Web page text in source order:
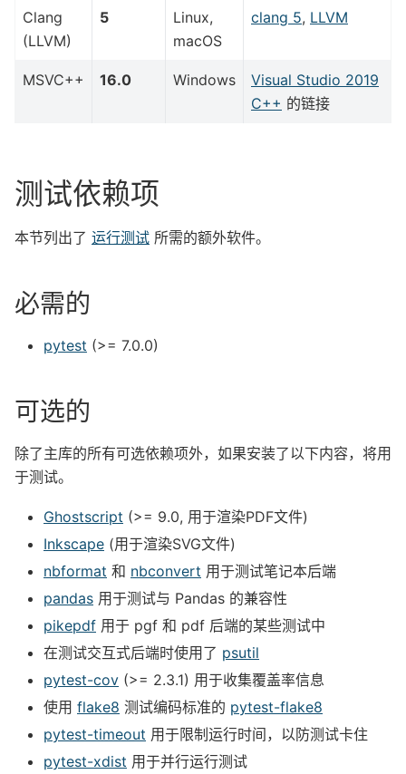
Clang
(LLVM)
5
Linux,
macOS
clang 5, LLVM
MSVC++ 16.0 Windows
Visual Studio 2019
C++ 的链接
测试依赖项
本节列出了 运行测试 所需的额外软件。
必需的
pytest (>= 7.0.0)
可选的
除了主库的所有可选依赖项外，如果安装了以下内容，将用
于测试。
Ghostscript (>= 9.0, 用于渲染PDF文件)
Inkscape (用于渲染SVG文件)
nbformat 和 nbconvert 用于测试笔记本后端
pandas 用于测试与 Pandas 的兼容性
pikepdf 用于 pgf 和 pdf 后端的某些测试中
在测试交互式后端时使用了 psutil
pytest-cov (>= 2.3.1) 用于收集覆盖率信息
使用 flake8 测试编码标准的 pytest-flake8
pytest-timeout 用于限制运行时间，以防测试卡住
pytest-xdist 用于并行运行测试